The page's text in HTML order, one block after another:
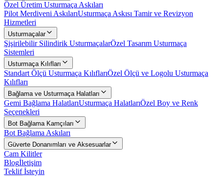
Özel Üretim Usturmaça Askıları
Pilot Merdiveni AskılarıUsturmaça Askısı Tamir ve Revizyon
Hizmetleri
Usturmaçalar
Şişirilebilir Silindirik UsturmaçalarÖzel Tasarım Usturmaça
Sistemleri
Usturmaça Kılıfları
Standart Ölçü Usturmaça KılıflarıÖzel Ölçü ve Logolu Usturmaça
Kılıfları
Bağlama ve Usturmaça Halatları
Gemi Bağlama HalatlarıUsturmaça HalatlarıÖzel Boy ve Renk
Seçenekleri
Bot Bağlama Kamçıları
Bot Bağlama Askıları
Güverte Donanımları ve Aksesuarlar
Cam Kilitler
Blogİletişim
Teklif İsteyin